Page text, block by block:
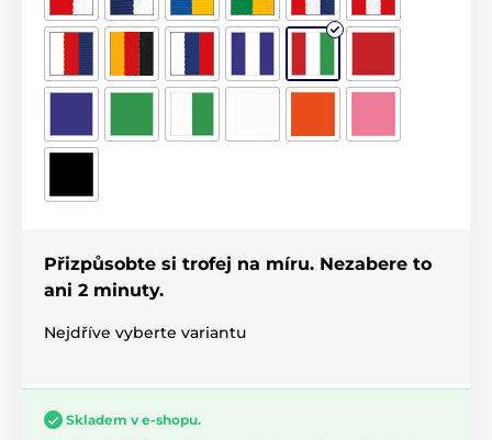
Přizpůsobte si trofej na míru. Nezabere to
ani 2 minuty.
Nejdříve vyberte variantu
Skladem v e-shopu.